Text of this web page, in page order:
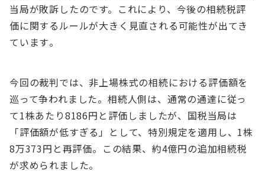
当局が敗訴したのです。これにより、今後の相続税評
価に関するルールが大きく見直される可能性が出てき
ています​。
今回の裁判では、非上場株式の相続における評価額を
巡って争われました。相続人側は、通常の通達に従っ
て1株あたり8186円と評価しましたが、国税当局は
「評価額が低すぎる」として、特別規定を適用し、1株
8万373円と再評価。この結果、約4億円の追加相続税
が求められました​。